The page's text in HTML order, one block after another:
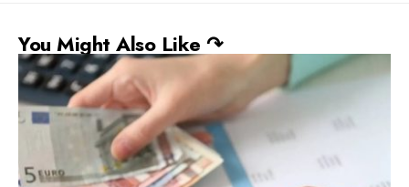
You Might Also Like ↷